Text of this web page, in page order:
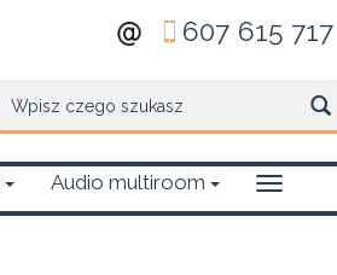
607 615
Audio multiroom